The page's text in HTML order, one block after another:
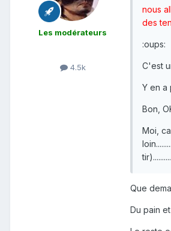
Les modérateurs
4.5k
nous
des
:oups:
C'est
Y en a
Bon,
Moi,
Que
Du pain